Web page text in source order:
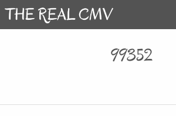
99352